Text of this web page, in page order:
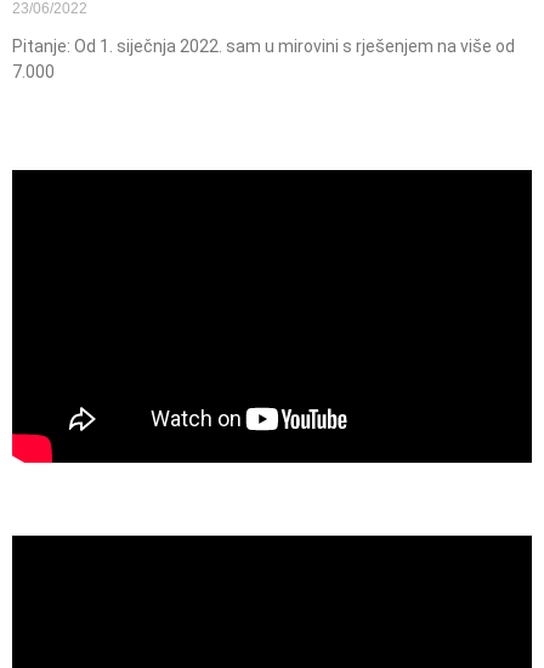
23/06/2022
Pitanje: Od 1. siječnja 2022. sam u mirovini s rješenjem na više od
7.000